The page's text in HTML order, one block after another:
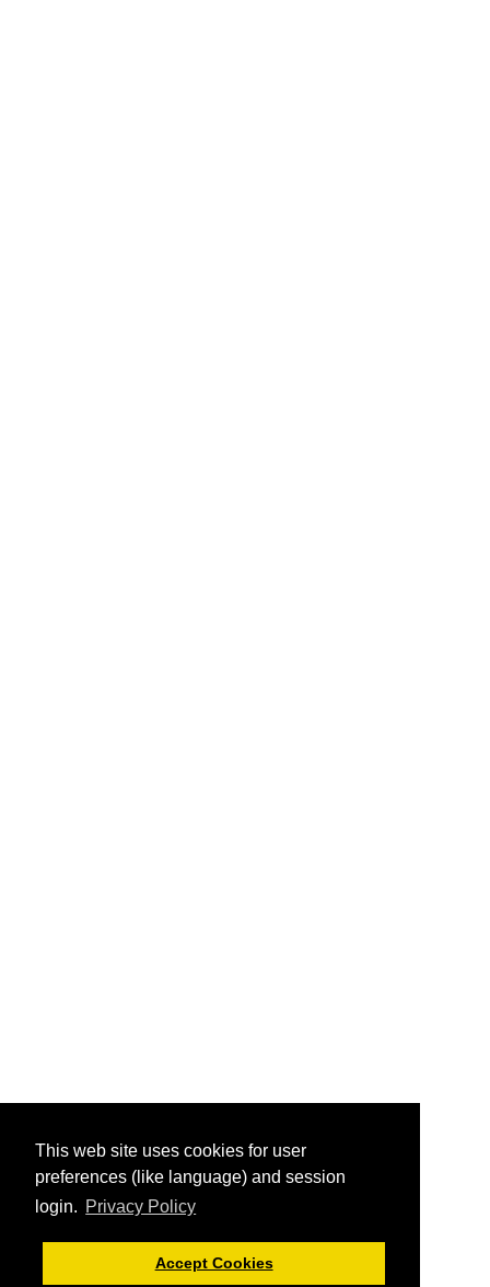
This web site uses cookies for user
preferences (like language) and session
login. Privacy Policy
Accept Cookies